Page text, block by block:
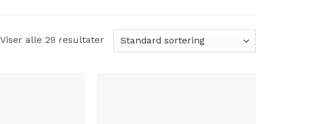
Viser alle 29 resultater